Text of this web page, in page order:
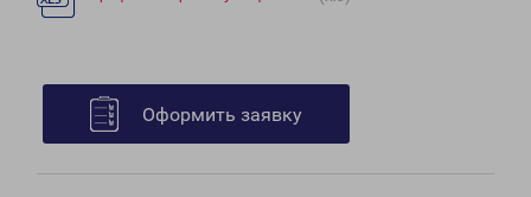
Оформить заявку